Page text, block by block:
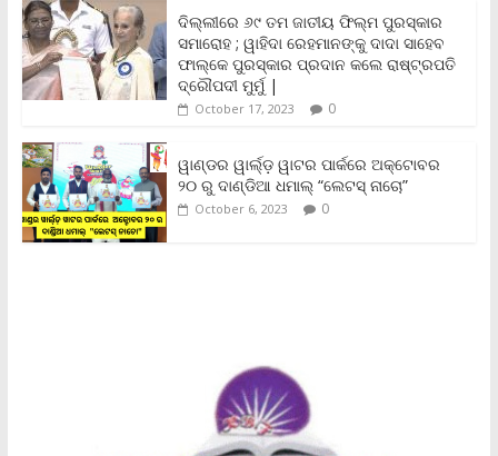
d
l
y
ଦିଲ୍ଲୀରେ ୬୯ ତମ ଜାତୀୟ ଫିଲ୍ମ ପୁରସ୍କାର
ସମାରୋହ ; ୱାହିଦା ରେହମାନଙ୍କୁ ଦାଦା ସାହେବ
ଫାଲ୍‌କେ ପୁରସ୍କାର ପ୍ରଦାନ କଲେ ରାଷ୍ଟ୍ରପତି
ଦ୍ରୌପଦୀ ମୁର୍ମୁ |
October 17, 2023 0
ୱାଣ୍ଡର ୱାର୍ଲ୍‌ଡ଼ ୱାଟର ପାର୍କରେ ଅକ୍ଟୋବର
୨୦ ରୁ ଦାଣ୍ଡିଆ ଧମାଲ୍ “ଲେଟସ୍ ନାଚୋ”
October 6, 2023 0